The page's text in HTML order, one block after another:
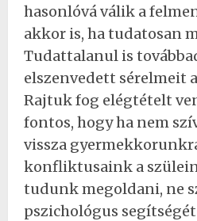
hasonlóvá válik a
akkor is, ha tudatosan
Tudattalanul is
elszenvedett sérelmeit
Rajtuk fog elégtételt
fontos, hogy ha nem
vissza
konfliktusaink a
tudunk megoldani, ne
pszichológus